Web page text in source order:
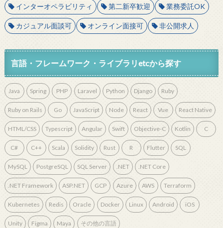
インターオペラビリティ 第二新卒歓迎 業務委託OK
カジュアル面談可 オンライン面接可 非公開求人
言語・フレームワーク・ライブラリetcから探す
Java Spring PHP Laravel Python Django Ruby
Ruby on Rails Go JavaScript Node React Vue React Native
HTML/CSS Typescript Angular Swift Objective-C Kotlin C
C# C++ Scala Solidity Rust R Flutter SQL
MySQL PostgreSQL SQL Server .NET .NET Core
.NET Framework ASP.NET GCP Azure AWS Terraform
Kubernetes Redis Oracle Docker Linux Android iOS
Unity Figma Maya その他の言語